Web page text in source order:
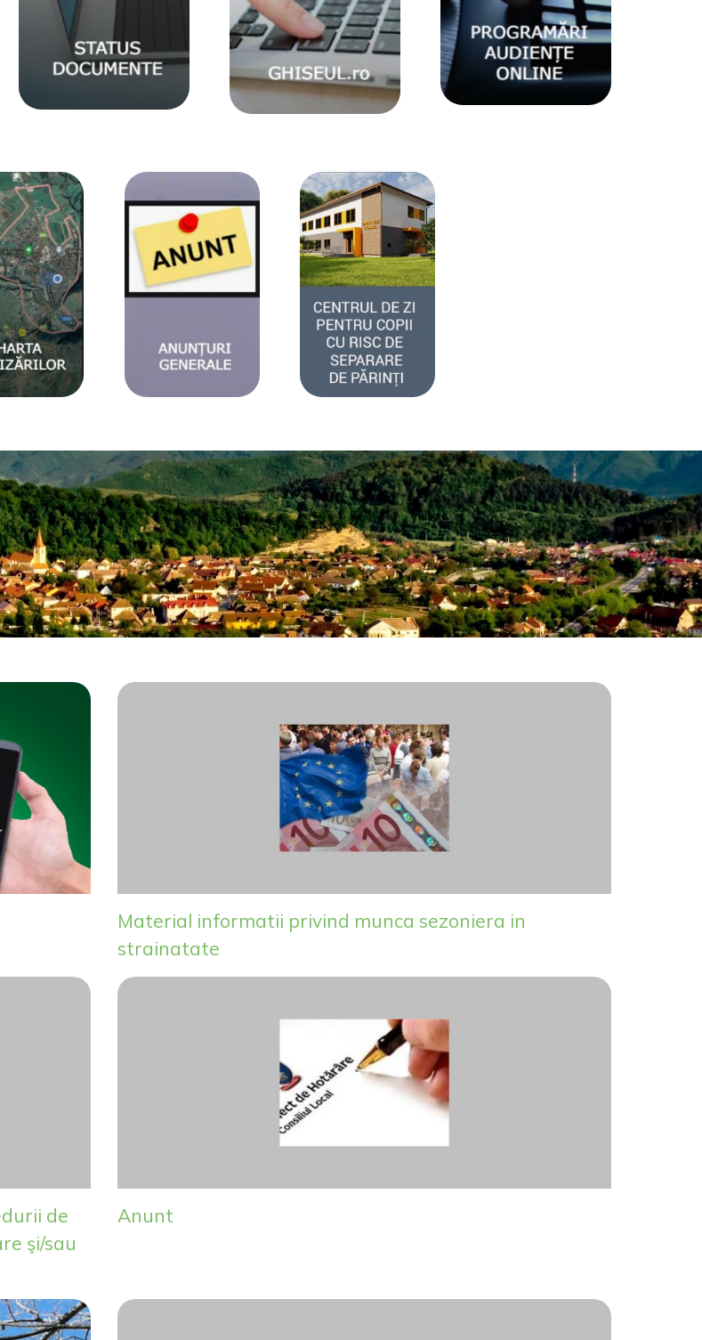
Material informatii privind munca sezoniera in
strainatate
de
şi/sau
Anunt